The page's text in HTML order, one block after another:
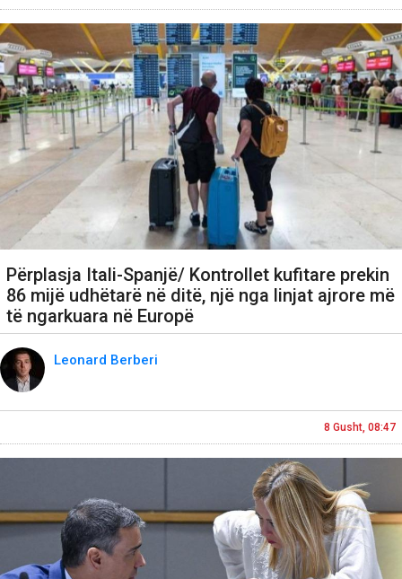
Përplasja Itali-Spanjë/ Kontrollet kufitare prekin
86 mijë udhëtarë në ditë, një nga linjat ajrore më
të ngarkuara në Europë
Leonard Berberi
8 Gusht, 08:47